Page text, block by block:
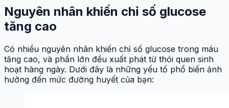
Nguyên nhân khiến chỉ số glucose
tăng cao
Có nhiều nguyên nhân khiến chỉ số glucose trong máu
tăng cao, và phần lớn đều xuất phát từ thói quen sinh
hoạt hàng ngày. Dưới đây là những yếu tố phổ biến ảnh
hưởng đến mức đường huyết của bạn: